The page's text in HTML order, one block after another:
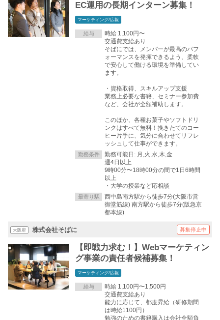
EC運用の長期インターン募集！
マーケティング/広報
給与
時給 1,100円〜
交通費支給あり
そばにでは、メンバーが最高のパフ
ォーマンスを発揮できるよう、柔軟
で安心して働ける環境を準備してい
ます。
・資格取得、スキルアップ支援
業務上必要な書籍、セミナー参加費
など、会社が全額補助します。
このほか、各種お菓子やソフトドリ
ンクはすべて無料！挽きたてのコー
ヒー片手に、気分に合わせてリフレ
ッシュして仕事ができます。
勤務条件
勤務可能日: 月,火,水,木,金
週4日以上
9時00分〜18時00分の間で1日6時間
以上
・大学の授業など応相談
最寄り駅
西中島南方駅から徒歩7分(大阪市営
御堂筋線) 南方駅から徒歩7分(阪急京
都本線)
大阪府 株式会社そばに 募集停止中
【即戦力求む！】Webマーケティン
グ事業の責任者候補募集！
マーケティング/広報
給与
時給 1,100円〜1,500円
交通費支給あり
能力に応じて、都度昇給（研修期間
は時給1100円）
勉強のための書籍購入は会社全額負